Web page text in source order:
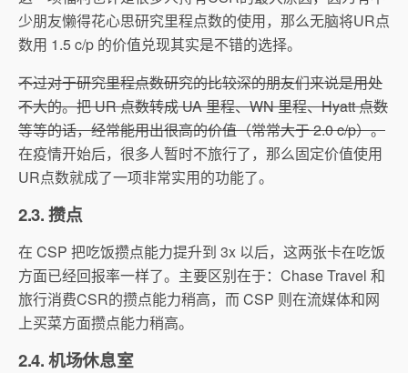
少朋友懒得花心思研究里程点数的使用，那么无脑将UR点
数用 1.5 c/p 的价值兑现其实是不错的选择。
不过对于研究里程点数研究的比较深的朋友们来说是用处
不大的。把 UR 点数转成 UA 里程、WN 里程、Hyatt 点数
等等的话，经常能用出很高的价值（常常大于 2.0 c/p）。
在疫情开始后，很多人暂时不旅行了，那么固定价值使用
UR点数就成了一项非常实用的功能了。
2.3. 攒点
在 CSP 把吃饭攒点能力提升到 3x 以后，这两张卡在吃饭
方面已经回报率一样了。主要区别在于：Chase Travel 和
旅行消费CSR的攒点能力稍高，而 CSP 则在流媒体和网
上买菜方面攒点能力稍高。
2.4. 机场休息室